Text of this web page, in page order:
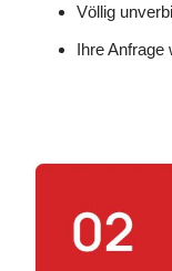
Völlig
Ihre Anfrage